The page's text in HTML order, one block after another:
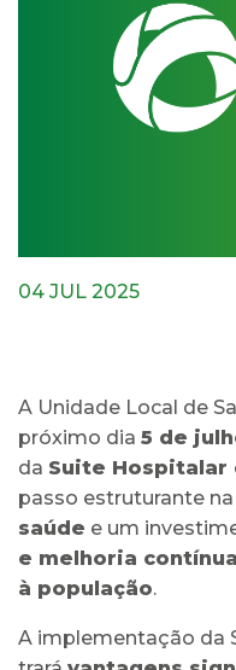
04 JUL 2025
A Unidade Local de
próximo dia 5 de
da Suite Hospitalar
passo estruturante na
saúde e um
e melhoria
à população.
A implementação da